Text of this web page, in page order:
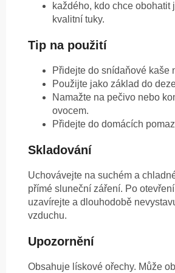
každého, kdo chce obohatit
kvalitní tuky.
Tip na použití
Přidejte do snídaňové kaše
Použijte jako základ do
Namažte na pečivo nebo
ovocem.
Přidejte do domácích
Skladování
Uchovávejte na suchém a
přímé sluneční záření. Po
uzavírejte a dlouhodobě
vzduchu.
Upozornění
Obsahuje lískové ořechy. Může